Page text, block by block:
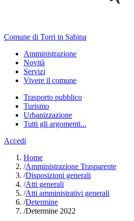
Comune di Torri in Sabina
Amministrazione
Novità
Servizi
Vivere il comune
Trasporto pubblico
Turismo
Urbanizzazione
Tutti gli argomenti...
Accedi
Home
/Amministrazione Trasparente
/Disposizioni generali
/Atti generali
/Atti amministrativi generali
/Determine
/Determine 2022